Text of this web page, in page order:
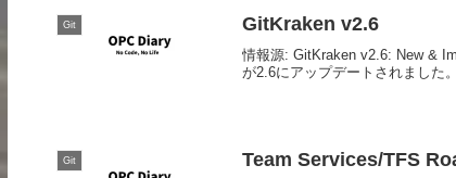
Git GitKraken v2.6
情報源: GitKraken v2.6: New &
が2.6にアップデートされました
Git Team Services/TFS